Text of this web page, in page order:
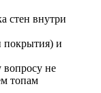
стен внутри
и
не
топам